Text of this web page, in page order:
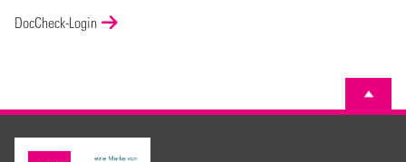
DocCheck-Login